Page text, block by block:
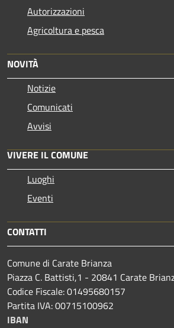
Autorizzazioni
Agricoltura e pesca
NOVITÀ
Notizie
Comunicati
Avvisi
VIVERE IL COMUNE
Luoghi
Eventi
CONTATTI
Comune di Carate Brianza
Piazza C. Battisti,1 - 20841 Carate
Codice Fiscale: 01495680157
Partita IVA: 00715100962
IBAN